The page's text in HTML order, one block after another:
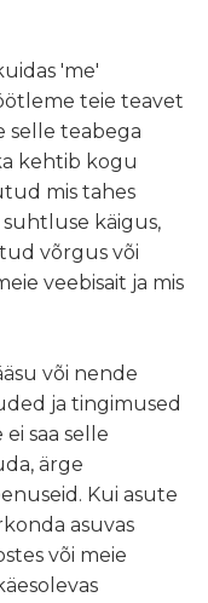
'me'
teie teavet
selle teabega
kehtib kogu
mis tahes
käigus,
võrgus või
veebisait ja mis
või nende
ja tingimused
saa selle
ärge
Kui asute
asuvas
või meie